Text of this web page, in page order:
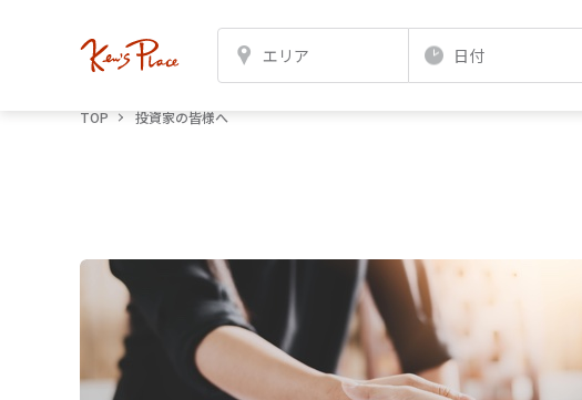
エリア 日付
TOP
投資家の皆様へ